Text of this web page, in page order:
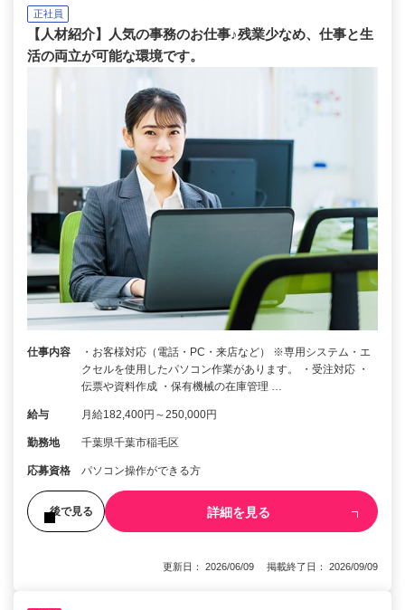
正社員
【人材紹介】人気の事務のお仕事♪残業少なめ、仕事と生
活の両立が可能な環境です。
仕事内容
・お客様対応（電話・PC・来店など） ※専用システム・エ
クセルを使用したパソコン作業があります。 ・受注対応 ・
伝票や資料作成 ・保有機械の在庫管理 …
給与 月給182,400円～250,000円
勤務地 千葉県千葉市稲毛区
応募資格 パソコン操作ができる方
後で見る 詳細を見る
更新日： 2026/06/09 掲載終了日： 2026/09/09